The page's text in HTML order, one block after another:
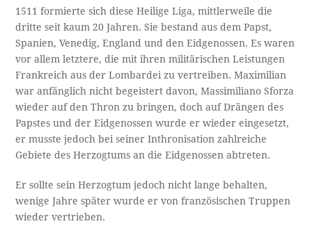
1511 formierte sich diese Heilige Liga, mittlerweile die
dritte seit kaum 20 Jahren. Sie bestand aus dem Papst,
Spanien, Venedig, England und den Eidgenossen. Es waren
vor allem letztere, die mit ihren militärischen Leistungen
Frankreich aus der Lombardei zu vertreiben. Maximilian
war anfänglich nicht begeistert davon, Massimiliano Sforza
wieder auf den Thron zu bringen, doch auf Drängen des
Papstes und der Eidgenossen wurde er wieder eingesetzt,
er musste jedoch bei seiner Inthronisation zahlreiche
Gebiete des Herzogtums an die Eidgenossen abtreten.
Er sollte sein Herzogtum jedoch nicht lange behalten,
wenige Jahre später wurde er von französischen Truppen
wieder vertrieben.